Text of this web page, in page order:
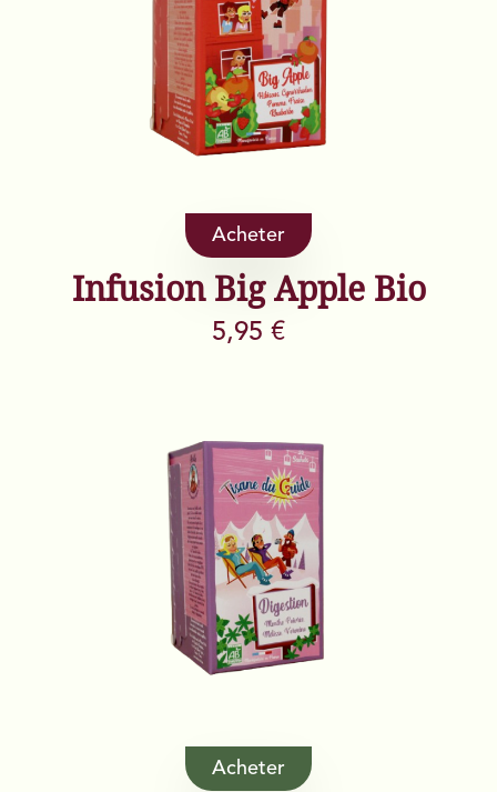
Acheter
Infusion Big Apple Bio
5,95 €
Acheter